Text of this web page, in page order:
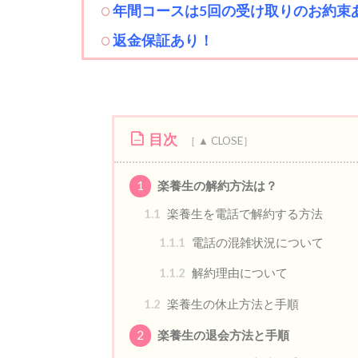
年間コースは5回の受け取りのお約束
返金保証あり！
目次
1
楽養生の解約方法は？
1.1
楽養生を電話で解約する方法
1.1.1
電話の混雑状況について
1.1.2 解約理由について
1.2 楽養生の休止方法と手順
2
楽養生の退会方法と手順